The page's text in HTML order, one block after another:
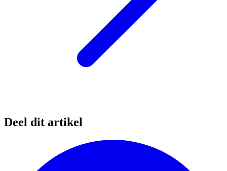
Deel dit artikel